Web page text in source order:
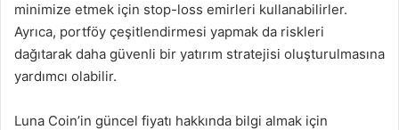
minimize etmek için stop-loss emirleri kullanabilirler.
Ayrıca, portföy çeşitlendirmesi yapmak da riskleri
dağıtarak daha güvenli bir yatırım stratejisi oluşturulmasına
yardımcı olabilir.
Luna Coin’in güncel fiyatı hakkında bilgi almak için